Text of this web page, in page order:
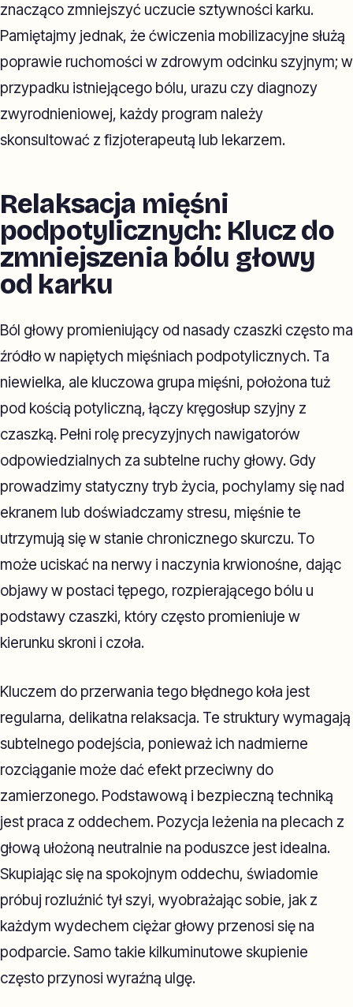
znacząco zmniejszyć uczucie sztywności karku.
Pamiętajmy jednak, że ćwiczenia mobilizacyjne służą
poprawie ruchomości w zdrowym odcinku szyjnym; w
przypadku istniejącego bólu, urazu czy diagnozy
zwyrodnieniowej, każdy program należy
skonsultować z fizjoterapeutą lub lekarzem.
Relaksacja mięśni
podpotylicznych: Klucz do
zmniejszenia bólu głowy
od karku
Ból głowy promieniujący od nasady czaszki często ma
źródło w napiętych mięśniach podpotylicznych. Ta
niewielka, ale kluczowa grupa mięśni, położona tuż
pod kością potyliczną, łączy kręgosłup szyjny z
czaszką. Pełni rolę precyzyjnych nawigatorów
odpowiedzialnych za subtelne ruchy głowy. Gdy
prowadzimy statyczny tryb życia, pochylamy się nad
ekranem lub doświadczamy stresu, mięśnie te
utrzymują się w stanie chronicznego skurczu. To
może uciskać na nerwy i naczynia krwionośne, dając
objawy w postaci tępego, rozpierającego bólu u
podstawy czaszki, który często promieniuje w
kierunku skroni i czoła.
Kluczem do przerwania tego błędnego koła jest
regularna, delikatna relaksacja. Te struktury wymagają
subtelnego podejścia, ponieważ ich nadmierne
rozciąganie może dać efekt przeciwny do
zamierzonego. Podstawową i bezpieczną techniką
jest praca z oddechem. Pozycja leżenia na plecach z
głową ułożoną neutralnie na poduszce jest idealna.
Skupiając się na spokojnym oddechu, świadomie
próbuj rozluźnić tył szyi, wyobrażając sobie, jak z
każdym wydechem ciężar głowy przenosi się na
podparcie. Samo takie kilkuminutowe skupienie
często przynosi wyraźną ulgę.